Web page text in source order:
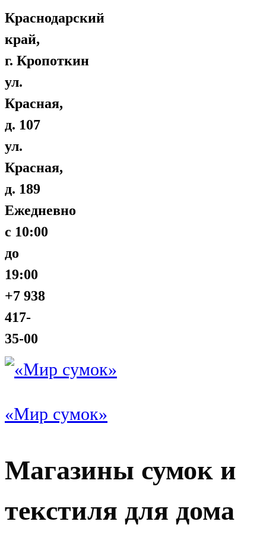
Краснодарский
край,
г. Кропоткин
ул.
Красная,
д. 107
ул.
Красная,
д. 189
Ежедневно
с 10:00
до
19:00
+7 938
417-
35-00
«Мир сумок»
Магазины сумок и
текстиля для дома